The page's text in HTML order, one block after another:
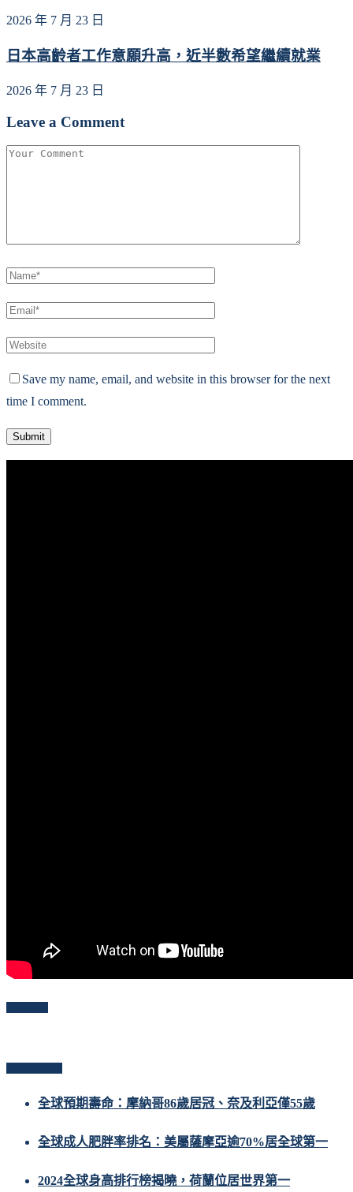
2026 年 7 月 23 日
日本高齡者工作意願升高，近半數希望繼續就業
2026 年 7 月 23 日
Leave a Comment
Save my name, email, and website in this browser for the next
time I comment.
全球預期壽命：摩納哥86歲居冠、奈及利亞僅55歲
全球成人肥胖率排名：美屬薩摩亞逾70%居全球第一
2024全球身高排行榜揭曉，荷蘭位居世界第一